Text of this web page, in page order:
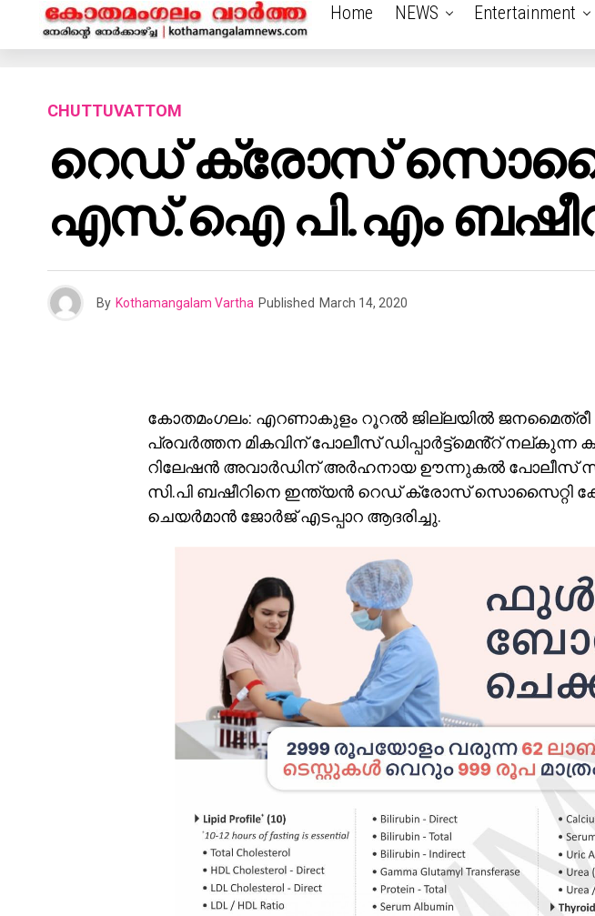
Home NEWS Entertainment
CHUTTUVATTOM
റെഡ് ക്രോസ്
എസ്.ഐ പി.എം
By Kothamangalam Vartha Published March 14, 2020
കോതമംഗലം: എറണാകുളം റൂറൽ ജില്ലയിൽ ജനമൈത്രീ
പ്രവർത്തന മികവിന് പോലീസ് ഡിപ്പാർട്ട്മെൻ്റ് നല്കുന്ന
റിലേഷൻ അവാർഡിന് അർഹനായ ഊന്നുകൽ പോലീസ്
സി.പി ബഷീറിനെ ഇന്ത്യൻ റെഡ് ക്രോസ് സൊസൈറ്റി
ചെയർമാൻ ജോർജ് എടപ്പാറ ആദരിച്ചു.